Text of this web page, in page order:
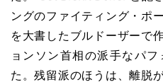
ングのファイティング・ポ
を大書したブルドーザーで
ョンソン首相の派手なパ
た。残留派のほうは、離脱